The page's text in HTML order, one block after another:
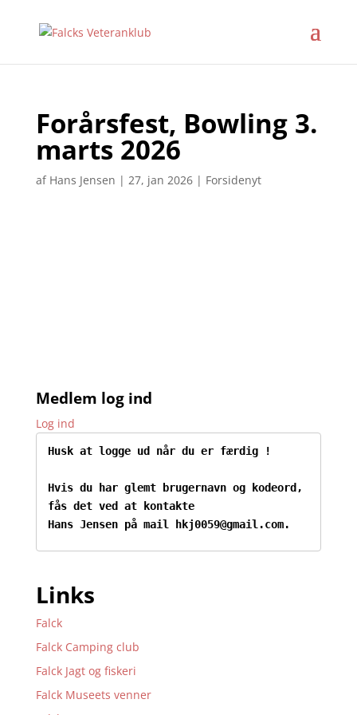
Forårsfest, Bowling 3.
marts 2026
af Hans Jensen | 27, jan 2026| Forsidenyt
Medlem log ind
Log ind
Husk at logge ud når du er færdig !
Hvis du har glemt brugernavn og kodeord,
fås det ved at kontakte
Hans Jensen på mail hkj0059@gmail.com.
Links
Falck
Falck Camping club
Falck Jagt og fiskeri
Falck Museets venner